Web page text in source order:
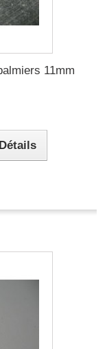
11mm
Détails